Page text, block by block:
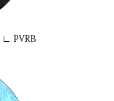
∟ PVRB